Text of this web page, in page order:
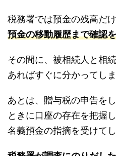
税務署では預金の残高だけ
預金の移動履歴まで確認
その間に、被相続人と相
あればすぐに分かってしま
あとは、贈与税の申告を
ときに口座の存在を把握
名義預金の指摘を受けてし